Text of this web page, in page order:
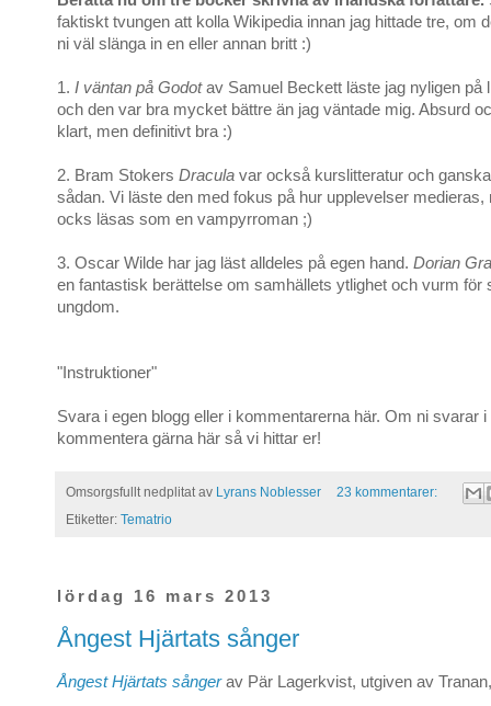
faktiskt tvungen att kolla Wikipedia innan jag hittade tre, om
ni väl slänga in en eller annan britt :)
1. I väntan på Godotav Samuel Beckett läste jag nyligen på
och den var bra mycket bättre än jag väntade mig. Absurd
klart, men definitivt bra :)
2. Bram Stokers Dracula var också kurslitteratur och
sådan. Vi läste den med fokus på hur upplevelser medieras,
ocks läsas som en vampyrroman ;)
3. Oscar Wilde har jag läst alldeles på egen hand. Dorian
en fantastisk berättelse om samhällets ytlighet och vurm för
ungdom.
"Instruktioner"
Svara i egen blogg eller i kommentarerna här. Om ni svarar i
kommentera gärna här så vi hittar er!
Omsorgsfullt nedplitat av Lyrans Noblesser
23 kommentarer:
Etiketter: Tematrio
lördag 16 mars 2013
Ångest Hjärtats sånger
Ångest Hjärtats sångerav Pär Lagerkvist, utgiven av